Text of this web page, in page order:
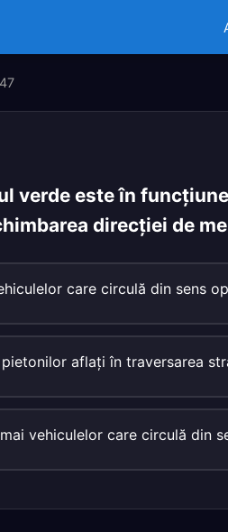
verde este în
direcţiei de
care circulă din sens
aflaţi în traversarea
vehiculelor care circulă din